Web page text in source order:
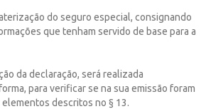
do seguro especial, consignando
que tenham servido de base para a
da declaração, será realizada
para verificar se na sua emissão foram
descritos no § 13.